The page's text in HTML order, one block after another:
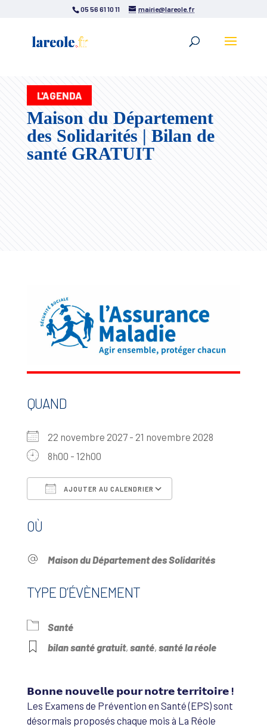
05 56 61 10 11 mairie@lareole.fr
L'AGENDA
Maison du Département
des Solidarités | Bilan de
santé GRATUIT
QUAND
22 novembre 2027 - 21 novembre 2028
8h00 - 12h00
AJOUTER AU CALENDRIER
OÙ
Maison du Département des Solidarités
TYPE D’ÉVÈNEMENT
Santé
bilan santé gratuit, santé, santé la réole
𝗕𝗼𝗻𝗻𝗲 𝗻𝗼𝘂𝘃𝗲𝗹𝗹𝗲 𝗽𝗼𝘂𝗿 𝗻𝗼𝘁𝗿𝗲 𝘁𝗲𝗿𝗿𝗶𝘁𝗼𝗶𝗿𝗲 !
Les Examens de Prévention en Santé (EPS) sont
désormais proposés chaque mois à La Réole